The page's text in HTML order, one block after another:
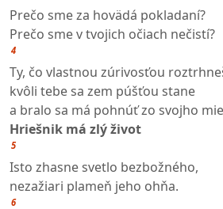
Prečo sme za hovädá pokladaní?
Prečo sme v tvojich očiach nečistí?
4
Ty, čo vlastnou zúrivosťou
kvôli tebe sa zem púšťou stane
a bralo sa má pohnúť zo svojho
Hriešnik má zlý život
5
Isto zhasne svetlo bezbožného,
nezažiari plameň jeho ohňa.
6